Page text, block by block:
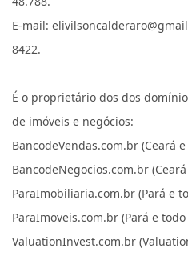
E-mail:
8422.
É o proprietário dos dos
de imóveis e negócios:
BancodeVendas.com.br (Ceará
BancodeNegocios.com.br
ParaImobiliaria.com.br (Pará e
ParaImoveis.com.br (Pará e
ValuationInvest.com.br